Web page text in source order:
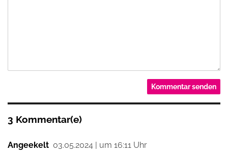
3 Kommentar(e)
Angeekelt 03.05.2024 | um 16:11 Uhr